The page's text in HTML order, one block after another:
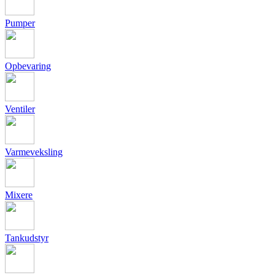
Pumper
Opbevaring
Ventiler
Varmeveksling
Mixere
Tankudstyr